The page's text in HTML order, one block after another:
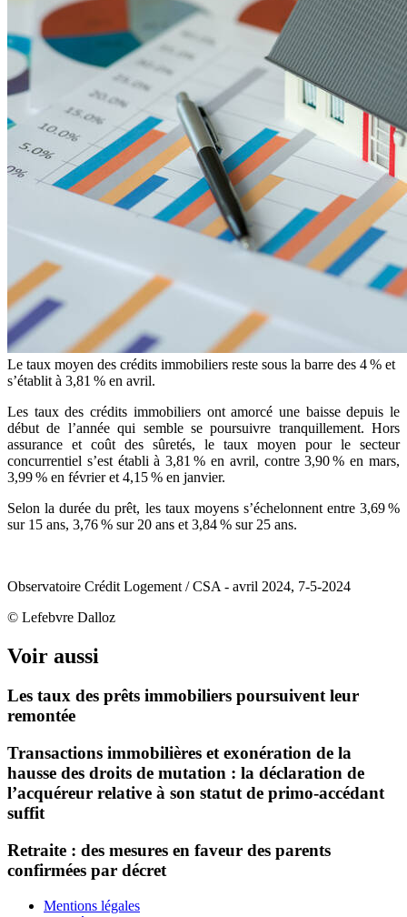
Le taux moyen des crédits immobiliers reste sous la barre des 4 % et
s’établit à 3,81 % en avril.
Les taux des crédits immobiliers ont amorcé une baisse depuis le
début de l’année qui semble se poursuivre tranquillement. Hors
assurance et coût des sûretés, le taux moyen pour le secteur
concurrentiel s’est établi à 3,81 % en avril, contre 3,90 % en mars,
3,99 % en février et 4,15 % en janvier.
Selon la durée du prêt, les taux moyens s’échelonnent entre 3,69 %
sur 15 ans, 3,76 % sur 20 ans et 3,84 % sur 25 ans.
Observatoire Crédit Logement / CSA - avril 2024, 7-5-2024
© Lefebvre Dalloz
Voir aussi
Les taux des prêts immobiliers poursuivent leur
remontée
Transactions immobilières et exonération de la
hausse des droits de mutation : la déclaration de
l’acquéreur relative à son statut de primo-accédant
suffit
Retraite : des mesures en faveur des parents
confirmées par décret
Mentions légales